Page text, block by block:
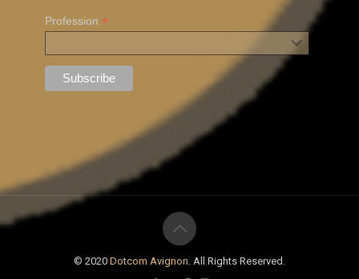
Profession *
© 2020 Dotcom Avignon . All Rights Reserved.